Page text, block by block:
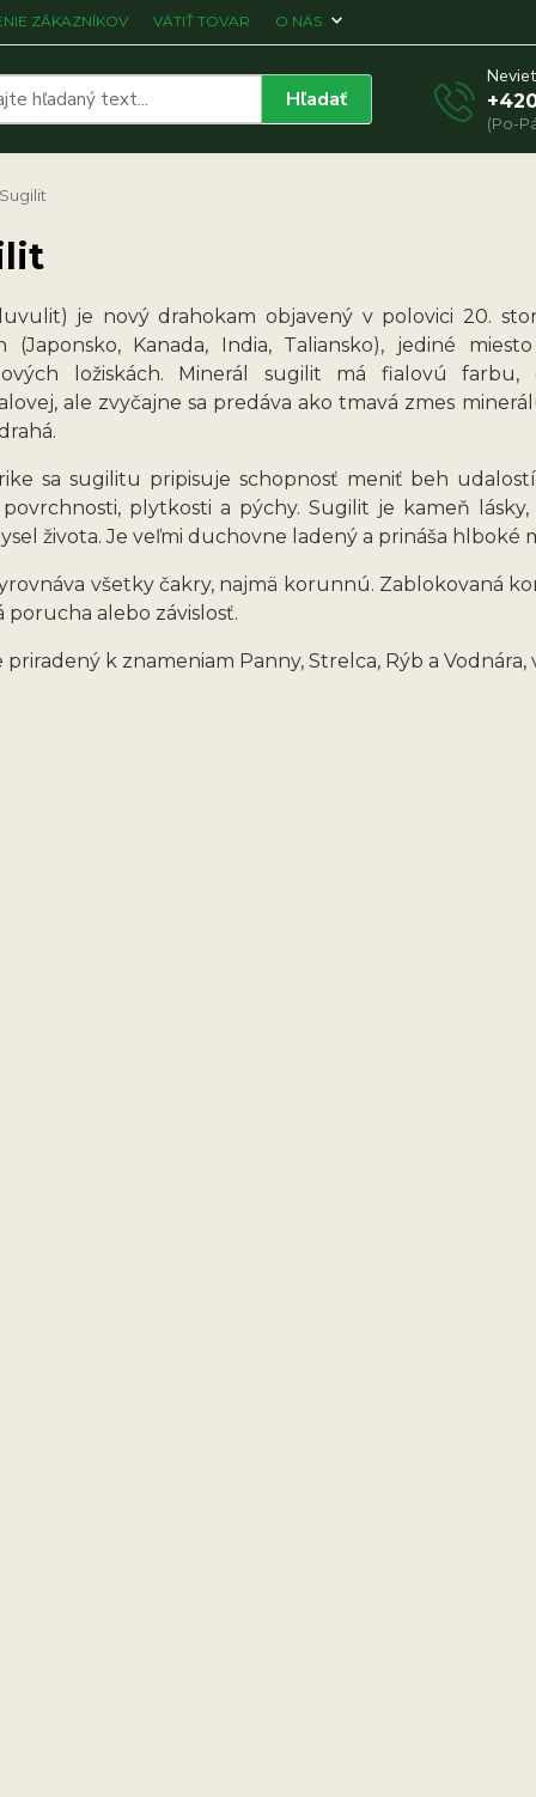
ZÁKAZNÍKOV VÁTIŤ TOVAR O NÁS
Hľadať
(Po-
je nový drahokam objavený v polovici 20.
(Japonsko, Kanada, India, Taliansko), jediné
ložiskách. Minerál sugilit má fialovú
ale zvyčajne sa predáva ako tmavá zmes
sa sugilitu pripisuje schopnosť meniť beh
plytkosti a pýchy. Sugilit je kameň
života. Je veľmi duchovne ladený a prináša hlboké
všetky čakry, najmä korunnú. Zablokovaná
porucha alebo závislosť.
priradený k znameniam Panny, Strelca, Rýb a